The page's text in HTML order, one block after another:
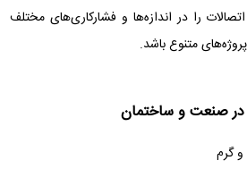
را در اندازه‌ها و فشارکاری‌های مختلف
متنوع باشد.
گرم